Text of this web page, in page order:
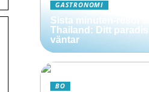
GASTRONOMI
Sista minuten-resor till
Thailand: Ditt paradis
väntar
BO